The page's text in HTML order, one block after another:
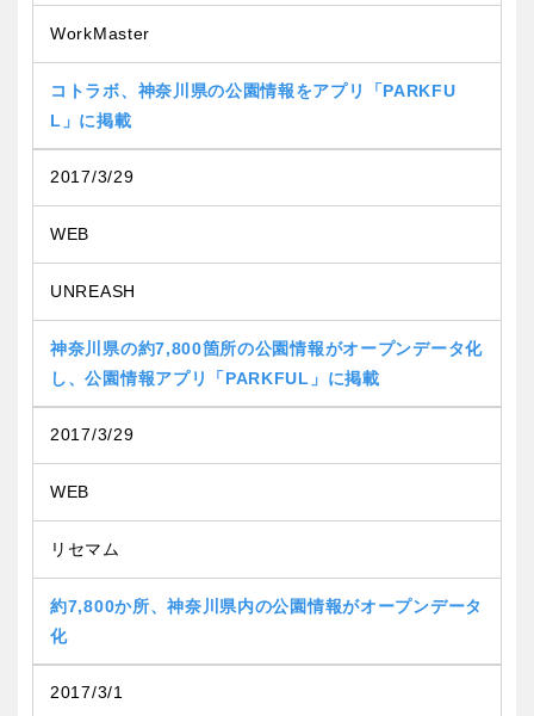
WorkMaster
コトラボ、神奈川県の公園情報をアプリ「PARKFU
L」に掲載
2017/3/29
WEB
UNREASH
神奈川県の約7,800箇所の公園情報がオープンデータ化
し、公園情報アプリ「PARKFUL」に掲載
2017/3/29
WEB
リセマム
約7,800か所、神奈川県内の公園情報がオープンデータ
化
2017/3/1